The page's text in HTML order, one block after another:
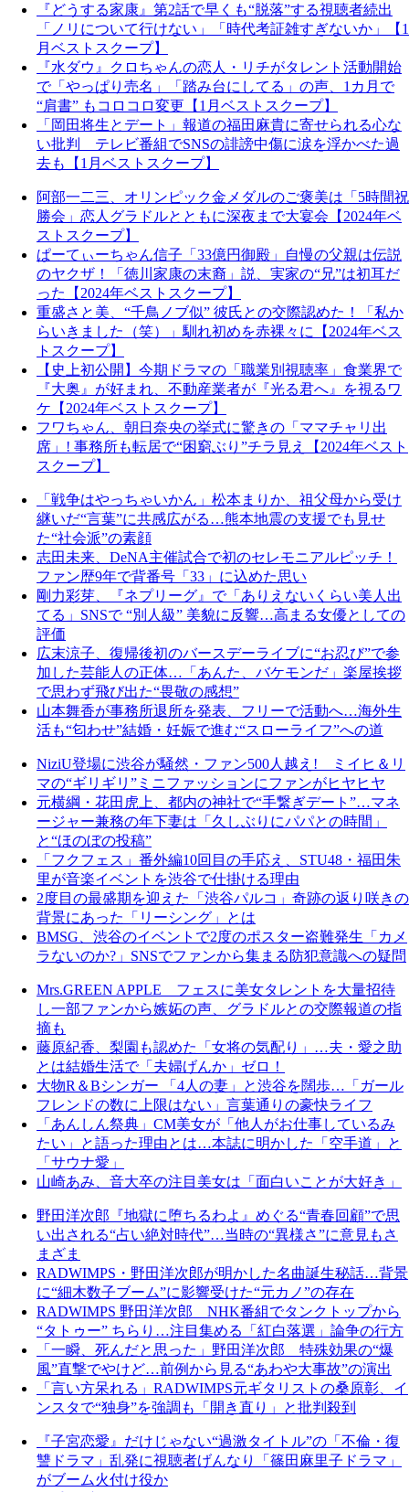
『どうする家康』第2話で早くも“脱落”する視聴者続出
「ノリについて行けない」「時代考証雑すぎないか」【1
月ベストスクープ】
『水ダウ』クロちゃんの恋人・リチがタレント活動開始
で「やっぱり売名」「踏み台にしてる」の声、1カ月で
“肩書” もコロコロ変更【1月ベストスクープ】
「岡田将生とデート」報道の福田麻貴に寄せられる心な
い批判 テレビ番組でSNSの誹謗中傷に涙を浮かべた過
去も【1月ベストスクープ】
阿部一二三、オリンピック金メダルのご褒美は「5時間祝
勝会」恋人グラドルとともに深夜まで大宴会【2024年ベ
ストスクープ】
ぱーてぃーちゃん信子「33億円御殿」自慢の父親は伝説
のヤクザ！「徳川家康の末裔」説、実家の“兄”は初耳だ
った【2024年ベストスクープ】
重盛さと美、“千鳥ノブ似” 彼氏との交際認めた！「私か
らいきました（笑）」馴れ初めを赤裸々に【2024年ベス
トスクープ】
【史上初公開】今期ドラマの「職業別視聴率」食業界で
『大奥』が好まれ、不動産業者が『光る君へ』を視るワ
ケ【2024年ベストスクープ】
フワちゃん、朝日奈央の挙式に驚きの「ママチャリ出
席」! 事務所も転居で“困窮ぶり”チラ見え【2024年ベスト
スクープ】
「戦争はやっちゃいかん」松本まりか、祖父母から受け
継いだ“言葉”に共感広がる…熊本地震の支援でも見せ
た“社会派”の素顔
志田未来、DeNA主催試合で初のセレモニアルピッチ！
ファン歴9年で背番号「33」に込めた思い
剛力彩芽、『ネプリーグ』で「ありえないくらい美人出
てる」SNSで “別人級” 美貌に反響…高まる女優としての
評価
広末涼子、復帰後初のバースデーライブに“お忍び”で参
加した芸能人の正体…「あんた、バケモンだ」楽屋挨拶
で思わず飛び出た“畏敬の感想”
山本舞香が事務所退所を発表、フリーで活動へ…海外生
活も“匂わせ”結婚・妊娠で進む“スローライフ”への道
NiziU登場に渋谷が騒然・ファン500人越え! ミイヒ＆リ
マの“ギリギリ”ミニファッションにファンがヒヤヒヤ
元横綱・花田虎上、都内の神社で“手繋ぎデート”…マネ
ージャー兼務の年下妻は「久しぶりにパパとの時間」
と“ほのぼの投稿”
「フクフェス」番外編10回目の手応え、STU48・福田朱
里が音楽イベントを渋谷で仕掛ける理由
2度目の最盛期を迎えた「渋谷パルコ」奇跡の返り咲きの
背景にあった「リーシング」とは
BMSG、渋谷のイベントで2度のポスター盗難発生「カメ
ラないのか?」SNSでファンから集まる防犯意識への疑問
Mrs.GREEN APPLE フェスに美女タレントを大量招待
し一部ファンから嫉妬の声、グラドルとの交際報道の指
摘も
藤原紀香、梨園も認めた「女将の気配り」…夫・愛之助
とは結婚生活で「夫婦げんか」ゼロ！
大物R＆Bシンガー 「4人の妻」と渋谷を闊歩…「ガール
フレンドの数に上限はない」言葉通りの豪快ライフ
「あんしん祭典」CM美女が「他人がお仕事しているみ
たい」と語った理由とは…本誌に明かした「空手道」と
「サウナ愛」
山崎あみ、音大卒の注目美女は「面白いことが大好き」
野田洋次郎『地獄に堕ちるわよ』めぐる“青春回顧”で思
い出される“占い絶対時代”…当時の“異様さ”に意見もさ
まざま
RADWIMPS・野田洋次郎が明かした名曲誕生秘話…背景
に“細木数子ブーム”に影響受けた“元カノ”の存在
RADWIMPS 野田洋次郎 NHK番組でタンクトップから
“タトゥー” ちらり…注目集める「紅白落選」論争の行方
「一瞬、死んだと思った」野田洋次郎 特殊効果の“爆
風”直撃でやけど…前例から見る“あわや大事故”の演出
「言い方呆れる」RADWIMPS元ギタリストの桑原彰、イ
ンスタで“独身”を強調も「開き直り」と批判殺到
『子宮恋愛』だけじゃない“過激タイトル”の「不倫・復
讐ドラマ」乱発に視聴者げんなり「篠田麻里子ドラマ」
がブーム火付け役か